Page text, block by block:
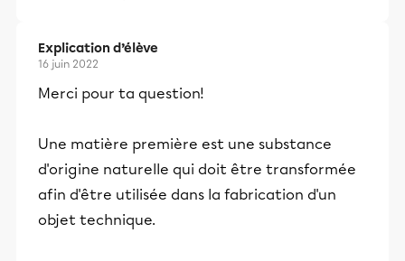
Explication d’élève
16 juin 2022
Merci pour ta question!
Une matière première est une substance
d'origine naturelle qui doit être transformée
afin d'être utilisée dans la fabrication d'un
objet technique.